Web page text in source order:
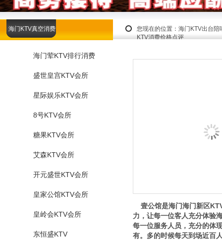
您现在的位置： 海门KTV出台陪
KTV消费价格点评
海门KTV真空消费
海门荤KTV排行消费
盛世皇宫KTV会所
星际娱乐KTV会所
8号KTV会所
糖果KTV会所
艾森KTV会所
开元盛世KTV会所
皇家公馆KTV会所
皇岭会KTV会所
东恒盛KTV
壹公馆是海门海门新区
力，让每一位客人充分体验
每一位服务人员，充分的体
有。多的时候每天到场近百